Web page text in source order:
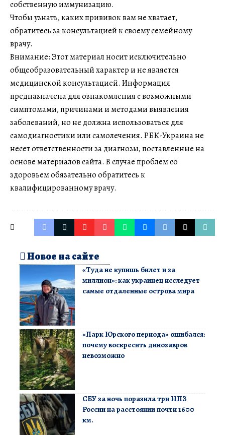
собственную иммунизацию.
Чтобы узнать, каких прививок вам не хватает,
обратитесь за консультацией к своему семейному
врачу.
Внимание: Этот материал носит исключительно
общеобразовательный характер и не является
медицинской консультацией. Информация
предназначена для ознакомления с возможными
симптомами, причинами и методами выявления
заболеваний, но не должна использоваться для
самодиагностики или самолечения. РБК-Украина не
несет ответственности за диагнозы, поставленные на
основе материалов сайта. В случае проблем со
здоровьем обязательно обратитесь к
квалифицированному врачу.
Новое на сайте
«Туда не купишь билет и за
миллион»: как украинец исследует
самые отдаленные острова мира
«Парк Юрского периода» ошибался:
почему воскресить динозавров
невозможно
СБУ за ночь поразила три НПЗ
России на расстоянии почти 1600
км.